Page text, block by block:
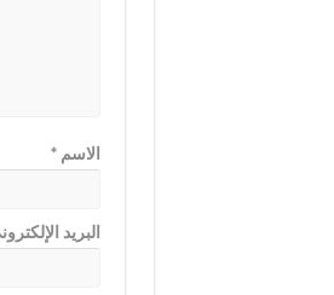
الاسم*
البريد